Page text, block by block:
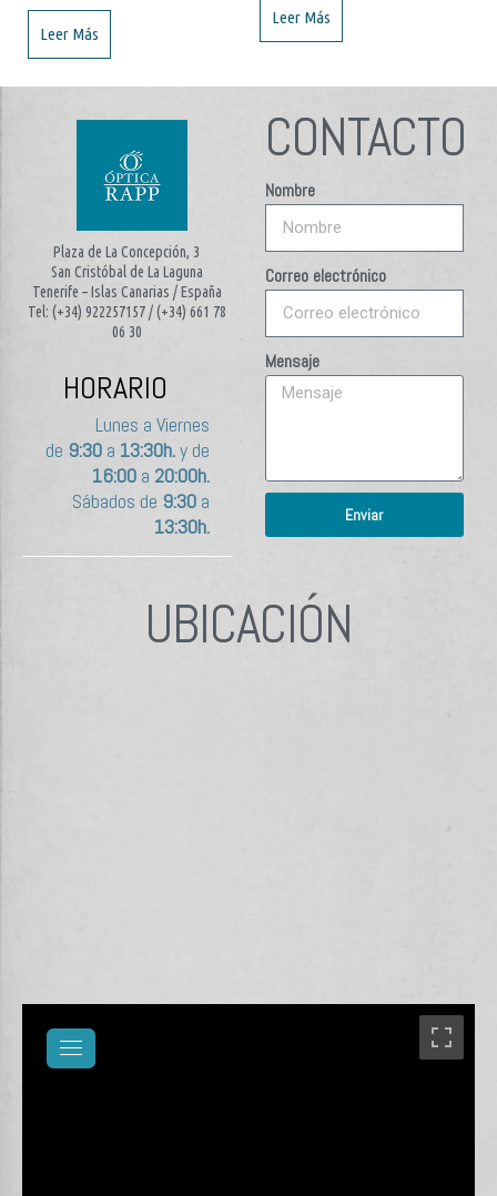
Leer Más
Leer Más
Plaza de La Concepción, 3
San Cristóbal de La Laguna
Tenerife – Islas Canarias / España
Tel: (+34) 922257157 / (+34) 661 78
06 30
HORARIO
Lunes a Viernes
de 9:30a 13:30h.y de
16:00a 20:00h.
Sábados de 9:30a
13:30h.
CONTACTO
Nombre
Correo electrónico
Mensaje
Enviar
UBICACIÓN